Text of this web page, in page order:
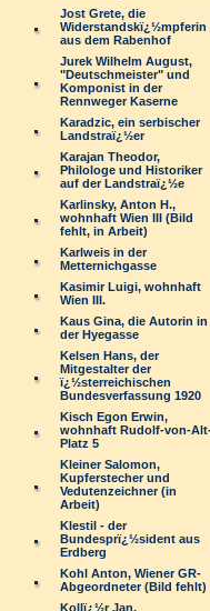
Jost Grete, die
Widerstandskï¿½mpferin
aus dem Rabenhof
Jurek Wilhelm August,
"Deutschmeister" und
Komponist in der
Rennweger Kaserne
Karadzic, ein serbischer
Landstraï¿½er
Karajan Theodor,
Philologe und Historiker
auf der Landstraï¿½e
Karlinsky, Anton H.,
wohnhaft Wien III (Bild
fehlt, in Arbeit)
Karlweis in der
Metternichgasse
Kasimir Luigi, wohnhaft
Wien III.
Kaus Gina, die Autorin in
der Hyegasse
Kelsen Hans, der
Mitgestalter der
ï¿½sterreichischen
Bundesverfassung 1920
Kisch Egon Erwin,
wohnhaft Rudolf-von-
Platz 5
Kleiner Salomon,
Kupferstecher und
Vedutenzeichner (in
Arbeit)
Klestil - der
Bundesprï¿½sident aus
Erdberg
Kohl Anton, Wiener GR-
Abgeordneter (Bild fehlt)
Kollï¿½r Jan,